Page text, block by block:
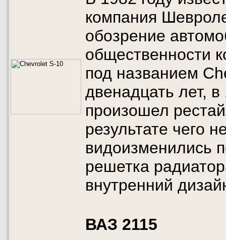
компания
обозрение
общественности
под названием
двенадцать лет, в
произошел
результате чего
видоизменились
решетка
внутренний
ВАЗ 2115